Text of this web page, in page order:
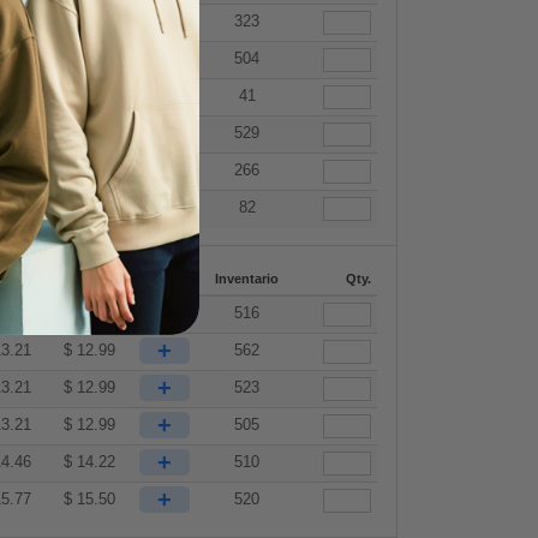
$12.99 + 323
13.15 $ 12.93 504
$12.93 41
13.21 $ 12.99 529
$14.22 266
$15.50 + 82
287 288 + Inventario Qty.
13.21 $12.99 + 516
$ 12.99 + 562
$ 12.99 + 523
$ 12.99 + 505
$ 14.22 + 510
$ 15.50 + 520